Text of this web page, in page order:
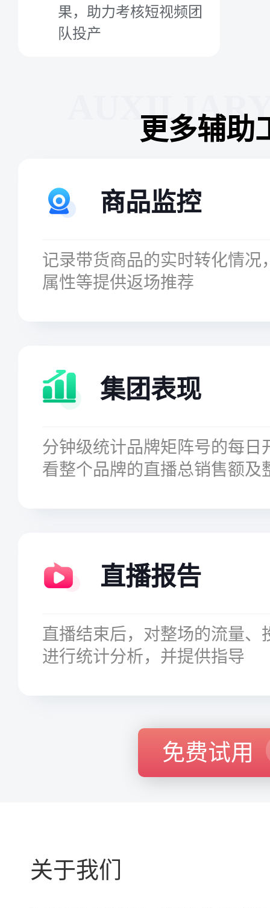
果，助力考核短视频团
队投产
更多辅助
商品监控
记录带货商品的实时转化情况
属性等提供返场推荐
集团表现
分钟级统计品牌矩阵号的每日
看整个品牌的直播总销售额及
直播报告
直播结束后，对整场的流量、
进行统计分析，并提供指导
免费试用
关于我们